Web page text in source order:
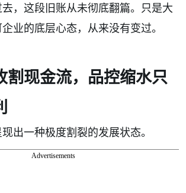
，这段旧账从未彻底翻篇。只是大
业的底层心态，从来没有变过。
割现金流，品控缩水只
出一种极度割裂的发展状态。
Advertisements